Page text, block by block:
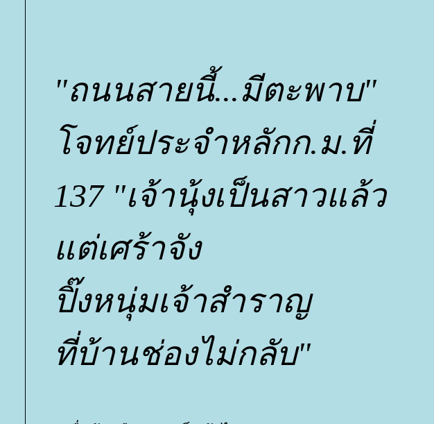
"ถนนสายนี้...มีตะพาบ"
จทย์ประจำหลักก.ม.ที่
137 "เจ้านุ้งเป็นสาวแล้ว
ต่เศร้าจัง
ปิ๊งหนุ่มเจ้าสำราญ
ที่บ้านช่องไม่กลับ"